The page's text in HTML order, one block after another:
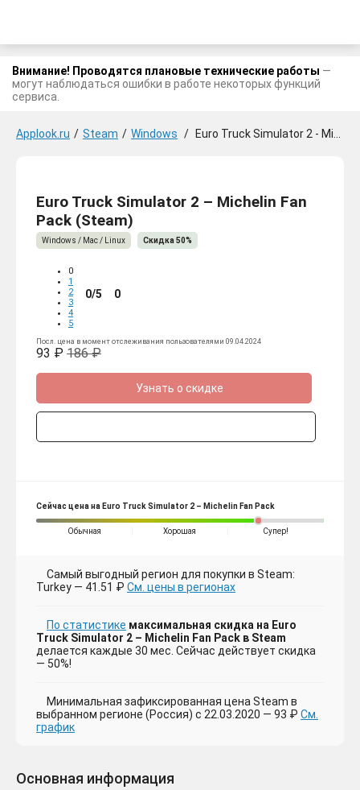
Внимание! Проводятся плановые технические работы —
могут наблюдаться ошибки в работе некоторых функций
сервиса.
Applook.ru / Steam / Windows / Euro Truck Simulator 2 - Michelin Fan Pack
Euro Truck Simulator 2 – Michelin Fan
Pack (Steam)
Windows / Mac / Linux Скидка 50%
0
1
2
3
4
5
0/5 0
Посл. цена в момент отслеживания пользователями 09.04.2024
93 ₽ 186 ₽
Узнать о скидке
Сейчас цена на Euro Truck Simulator 2 – Michelin Fan Pack
Обычная Хорошая Супер!
Самый выгодный регион для покупки в Steam:
Turkey — 41.51 ₽ См. цены в регионах
По статистике максимальная скидка на Euro
Truck Simulator 2 – Michelin Fan Pack в Steam
делается каждые 30 мес. Сейчас действует скидка
— 50%!
Минимальная зафиксированная цена Steam в
выбранном регионе (Россия) с 22.03.2020 — 93 ₽ См.
график
Основная информация